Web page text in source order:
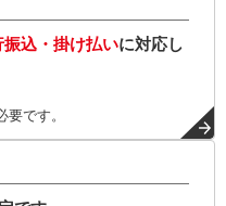
込・掛け払いに対応し
です。